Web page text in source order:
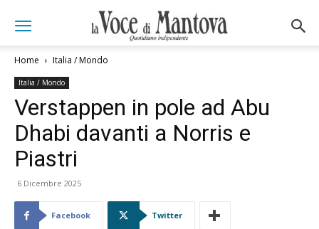
Home Italia / Mondo
Italia / Mondo
Verstappen in pole ad Abu
Dhabi davanti a Norris e
Piastri
6 Dicembre 2025
Facebook Twitter